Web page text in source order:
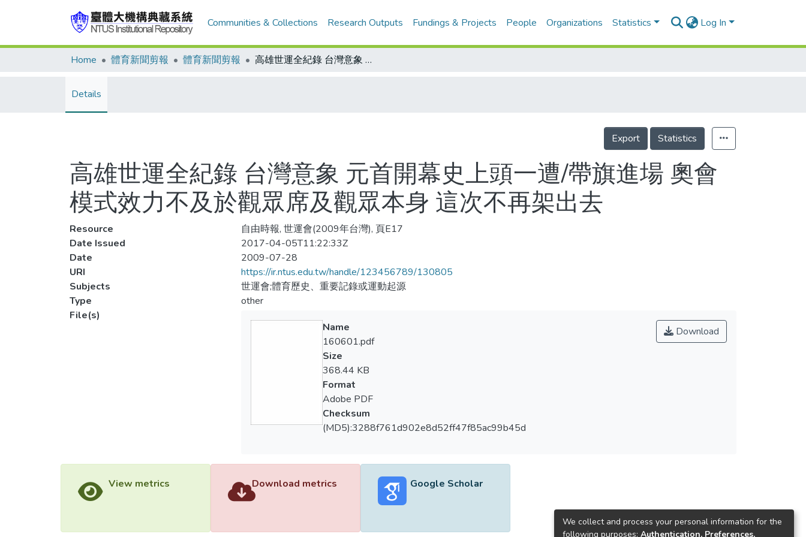
Communities & Collections Research Outputs Fundings & Projects People Organizations Statistics Log In
Home 體育新聞剪報 體育新聞剪報 高雄世運全紀錄 台灣意象 元首開幕史上頭一遭/帶旗進場 奧會模式效力不及於觀眾席及觀眾本身 這次不再架出去
Details
Export Statistics
高雄世運全紀錄 台灣意象 元首開幕史上頭一遭/帶旗進場 奧會
模式效力不及於觀眾席及觀眾本身 這次不再架出去
Resource
自由時報, 世運會(2009年台灣), 頁E17
Date Issued
2017-04-05T11:22:33Z
Date
2009-07-28
URI
https://ir.ntus.edu.tw/handle/123456789/130805
Subjects
世運會;體育歷史、重要記錄或運動起源
Type
other
File(s)
Download
Name
160601.pdf
Size
368.44 KB
Format
Adobe PDF
Checksum
(MD5):3288f761d902e8d52ff47f85ac99b45d
View metrics Download metrics Google Scholar
We collect and process your personal information for the
following purposes: Authentication, Preferences,